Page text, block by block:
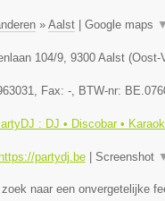
» Aalst| Google maps ▼
104/9, 9300 Aalst(Oost-
, Fax: -, BTW-nr:
: DJ • Discobar •
https://partydj.be| Screenshot
zoek naar een onvergetelijke